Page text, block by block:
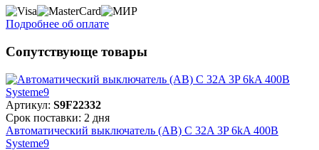
Подробнее об оплате
Сопутствующе товары
Артикул: S9F22332
Срок поставки: 2 дня
Автоматический выключатель (АВ) C 32A 3P 6kA 400В
Systeme9